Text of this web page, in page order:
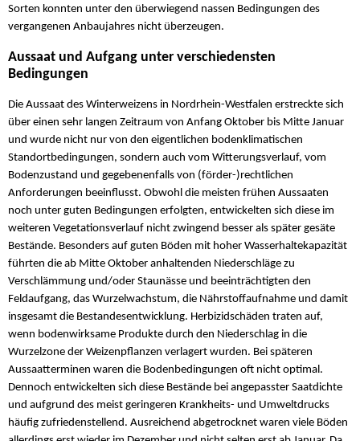
Sorten konnten unter den überwiegend nassen Bedingungen des
vergangenen Anbaujahres nicht überzeugen.
Aussaat und Aufgang unter verschiedensten
Bedingungen
Die Aussaat des Winterweizens in Nordrhein-Westfalen erstreckte sich
über einen sehr langen Zeitraum von Anfang Oktober bis Mitte Januar
und wurde nicht nur von den eigentlichen bodenklimatischen
Standortbedingungen, sondern auch vom Witterungsverlauf, vom
Bodenzustand und gegebenenfalls von (förder-)rechtlichen
Anforderungen beeinflusst. Obwohl die meisten frühen Aussaaten
noch unter guten Bedingungen erfolgten, entwickelten sich diese im
weiteren Vegetationsverlauf nicht zwingend besser als später gesäte
Bestände. Besonders auf guten Böden mit hoher Wasserhaltekapazität
führten die ab Mitte Oktober anhaltenden Niederschläge zu
Verschlämmung und/oder Staunässe und beeinträchtigten den
Feldaufgang, das Wurzelwachstum, die Nährstoffaufnahme und damit
insgesamt die Bestandesentwicklung. Herbizidschäden traten auf,
wenn bodenwirksame Produkte durch den Niederschlag in die
Wurzelzone der Weizenpflanzen verlagert wurden. Bei späteren
Aussaatterminen waren die Bodenbedingungen oft nicht optimal.
Dennoch entwickelten sich diese Bestände bei angepasster Saatdichte
und aufgrund des meist geringeren Krankheits- und Umweltdrucks
häufig zufriedenstellend. Ausreichend abgetrocknet waren viele Böden